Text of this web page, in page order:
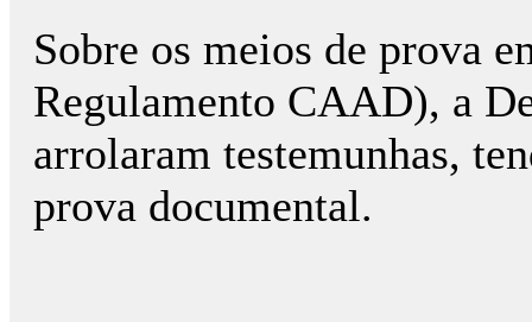
Sobre os meios de prova
Regulamento CAAD), a
arrolaram testemunhas,
prova documental.